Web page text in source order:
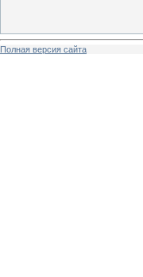
Полная версия сайта